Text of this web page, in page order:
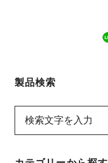
製品検索